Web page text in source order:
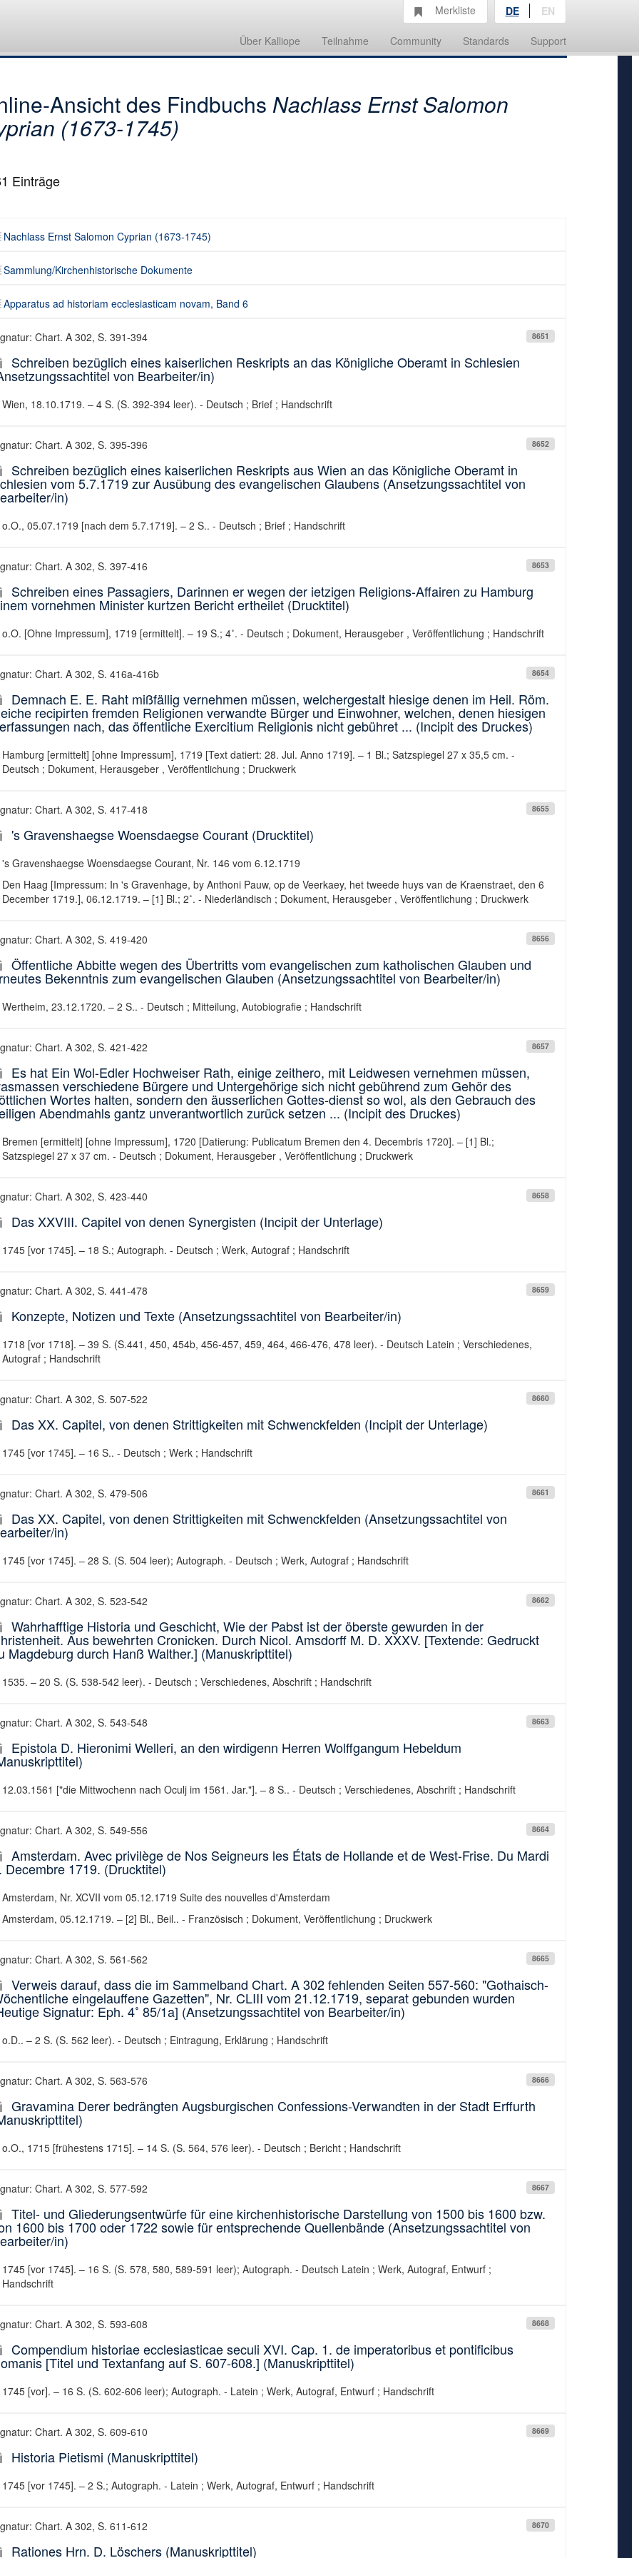
Über Kalliope Teilnahme Community Standards Support
Merkliste DE EN
Ansicht des Findbuchs Nachlass Ernst Salomon
(1673-1745)
Einträge
Nachlass Ernst Salomon Cyprian (1673-1745)
Sammlung/Kirchenhistorische Dokumente
Apparatus ad historiam ecclesiasticam novam, Band 6
8651
Chart. A 302, S. 391-394
Schreiben bezüglich eines kaiserlichen Reskripts an das Königliche Oberamt in Schlesien
von Bearbeiter/in)
Wien, 18.10.1719. – 4 S. (S. 392-394 leer). - Deutsch ; Brief ; Handschrift
8652
Chart. A 302, S. 395-396
Schreiben bezüglich eines kaiserlichen Reskripts aus Wien an das Königliche Oberamt in
vom 5.7.1719 zur Ausübung des evangelischen Glaubens (Ansetzungssachtitel von
in)
o.O., 05.07.1719 [nach dem 5.7.1719]. – 2 S.. - Deutsch ; Brief ; Handschrift
8653
Chart. A 302, S. 397-416
Schreiben eines Passagiers, Darinnen er wegen der ietzigen Religions-Affairen zu Hamburg
vornehmen Minister kurtzen Bericht ertheilet (Drucktitel)
o.O. [Ohne Impressum], 1719 [ermittelt]. – 19 S.; 4˚. - Deutsch ; Dokument, Herausgeber , Veröffentlichung ; Handschrift
8654
Chart. A 302, S. 416a-416b
Demnach E. E. Raht mißfällig vernehmen müssen, welchergestalt hiesige denen im Heil. Röm.
recipirten fremden Religionen verwandte Bürger und Einwohner, welchen, denen hiesigen
nach, das öffentliche Exercitium Religionis nicht gebühret ... (Incipit des Druckes)
Hamburg [ermittelt] [ohne Impressum], 1719 [Text datiert: 28. Jul. Anno 1719]. – 1 Bl.; Satzspiegel 27 x 35,5 cm. -
Deutsch ; Dokument, Herausgeber , Veröffentlichung ; Druckwerk
8655
Chart. A 302, S. 417-418
's Gravenshaegse Woensdaegse Courant (Drucktitel)
's Gravenshaegse Woensdaegse Courant, Nr. 146 vom 6.12.1719
Den Haag [Impressum: In 's Gravenhage, by Anthoni Pauw, op de Veerkaey, het tweede huys van de Kraenstraet, den 6
December 1719.], 06.12.1719. – [1] Bl.; 2˚. - Niederländisch ; Dokument, Herausgeber , Veröffentlichung ; Druckwerk
8656
Chart. A 302, S. 419-420
Öffentliche Abbitte wegen des Übertritts vom evangelischen zum katholischen Glauben und
Bekenntnis zum evangelischen Glauben (Ansetzungssachtitel von Bearbeiter/in)
Wertheim, 23.12.1720. – 2 S.. - Deutsch ; Mitteilung, Autobiografie ; Handschrift
8657
Chart. A 302, S. 421-422
Es hat Ein Wol-Edler Hochweiser Rath, einige zeithero, mit Leidwesen vernehmen müssen,
verschiedene Bürgere und Untergehörige sich nicht gebührend zum Gehör des
Wortes halten, sondern den äusserlichen Gottes-dienst so wol, als den Gebrauch des
Abendmahls gantz unverantwortlich zurück setzen ... (Incipit des Druckes)
Bremen [ermittelt] [ohne Impressum], 1720 [Datierung: Publicatum Bremen den 4. Decembris 1720]. – [1] Bl.;
Satzspiegel 27 x 37 cm. - Deutsch ; Dokument, Herausgeber , Veröffentlichung ; Druckwerk
8658
Chart. A 302, S. 423-440
Das XXVIII. Capitel von denen Synergisten (Incipit der Unterlage)
1745 [vor 1745]. – 18 S.; Autograph. - Deutsch ; Werk, Autograf ; Handschrift
8659
Chart. A 302, S. 441-478
Konzepte, Notizen und Texte (Ansetzungssachtitel von Bearbeiter/in)
1718 [vor 1718]. – 39 S. (S.441, 450, 454b, 456-457, 459, 464, 466-476, 478 leer). - Deutsch Latein ; Verschiedenes,
Autograf ; Handschrift
8660
Chart. A 302, S. 507-522
Das XX. Capitel, von denen Strittigkeiten mit Schwenckfelden (Incipit der Unterlage)
1745 [vor 1745]. – 16 S.. - Deutsch ; Werk ; Handschrift
8661
Chart. A 302, S. 479-506
Das XX. Capitel, von denen Strittigkeiten mit Schwenckfelden (Ansetzungssachtitel von
in)
1745 [vor 1745]. – 28 S. (S. 504 leer); Autograph. - Deutsch ; Werk, Autograf ; Handschrift
8662
Chart. A 302, S. 523-542
Wahrhafftige Historia und Geschicht, Wie der Pabst ist der öberste gewurden in der
Aus bewehrten Cronicken. Durch Nicol. Amsdorff M. D. XXXV. [Textende: Gedruckt
Magdeburg durch Hanß Walther.] (Manuskripttitel)
1535. – 20 S. (S. 538-542 leer). - Deutsch ; Verschiedenes, Abschrift ; Handschrift
8663
Chart. A 302, S. 543-548
Epistola D. Hieronimi Welleri, an den wirdigenn Herren Wolffgangum Hebeldum
12.03.1561 ["die Mittwochenn nach Oculj im 1561. Jar."]. – 8 S.. - Deutsch ; Verschiedenes, Abschrift ; Handschrift
8664
Chart. A 302, S. 549-556
Amsterdam. Avec privilège de Nos Seigneurs les États de Hollande et de West-Frise. Du Mardi
Decembre 1719. (Drucktitel)
Amsterdam, Nr. XCVII vom 05.12.1719 Suite des nouvelles d'Amsterdam
Amsterdam, 05.12.1719. – [2] Bl., Beil.. - Französisch ; Dokument, Veröffentlichung ; Druckwerk
8665
Chart. A 302, S. 561-562
Verweis darauf, dass die im Sammelband Chart. A 302 fehlenden Seiten 557-560: "Gothaisch-
eingelauffene Gazetten", Nr. CLIII vom 21.12.1719, separat gebunden wurden
Signatur: Eph. 4˚ 85/1a] (Ansetzungssachtitel von Bearbeiter/in)
o.D.. – 2 S. (S. 562 leer). - Deutsch ; Eintragung, Erklärung ; Handschrift
8666
Chart. A 302, S. 563-576
Gravamina Derer bedrängten Augsburgischen Confessions-Verwandten in der Stadt Erffurth
o.O., 1715 [frühestens 1715]. – 14 S. (S. 564, 576 leer). - Deutsch ; Bericht ; Handschrift
8667
Chart. A 302, S. 577-592
Titel- und Gliederungsentwürfe für eine kirchenhistorische Darstellung von 1500 bis 1600 bzw.
1600 bis 1700 oder 1722 sowie für entsprechende Quellenbände (Ansetzungssachtitel von
in)
1745 [vor 1745]. – 16 S. (S. 578, 580, 589-591 leer); Autograph. - Deutsch Latein ; Werk, Autograf, Entwurf ;
Handschrift
8668
Chart. A 302, S. 593-608
Compendium historiae ecclesiasticae seculi XVI. Cap. 1. de imperatoribus et pontificibus
[Titel und Textanfang auf S. 607-608.] (Manuskripttitel)
1745 [vor]. – 16 S. (S. 602-606 leer); Autograph. - Latein ; Werk, Autograf, Entwurf ; Handschrift
8669
Chart. A 302, S. 609-610
Historia Pietismi (Manuskripttitel)
1745 [vor 1745]. – 2 S.; Autograph. - Latein ; Werk, Autograf, Entwurf ; Handschrift
8670
Chart. A 302, S. 611-612
Rationes Hrn. D. Löschers (Manuskripttitel)